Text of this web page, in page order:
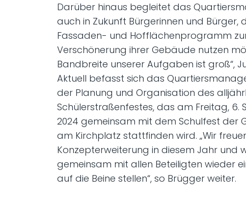
Darüber hinaus begleitet das
auch in Zukunft Bürgerinnen und Bürger,
Fassaden- und Hofflächenprogramm
Verschönerung ihrer Gebäude nutzen
Bandbreite unserer Aufgaben ist groß“,
Aktuell befasst sich das
der Planung und Organisation des
Schülerstraßenfestes, das am Freitag, 6.
2024 gemeinsam mit dem Schulfest der
am Kirchplatz stattfinden wird. „Wir
Konzepterweiterung in diesem Jahr und
gemeinsam mit allen Beteiligten wieder
auf die Beine stellen“, so Brügger weiter.